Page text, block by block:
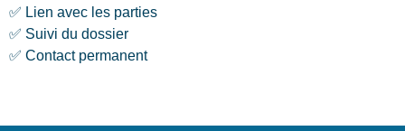
✅ Lien avec les parties
✅ Suivi du dossier
✅ Contact permanent